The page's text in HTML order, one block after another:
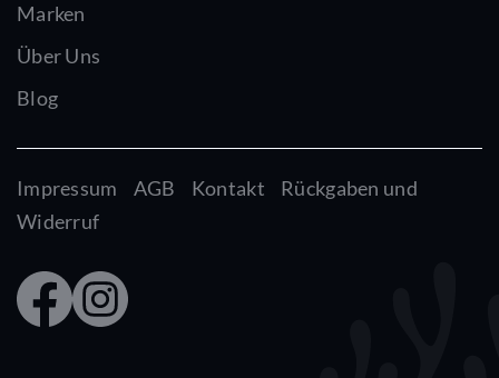
Marken
Über Uns
Blog
Impressum AGB Kontakt
Rückgaben und
Widerruf
Faceb
ook
Insta
gram